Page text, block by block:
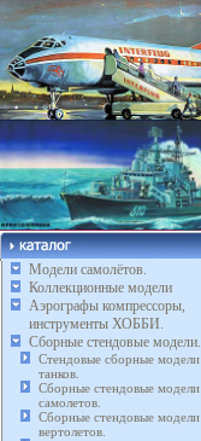
Модели самолётов.
Коллекционные модели
Аэрографы компрессоры,
инструменты ХОББИ.
Сборные стендовые модели.
Стендовые сборные модели
танков.
Сборные стендовые модели
самолетов.
Сборные стендовые модели
вертолетов.